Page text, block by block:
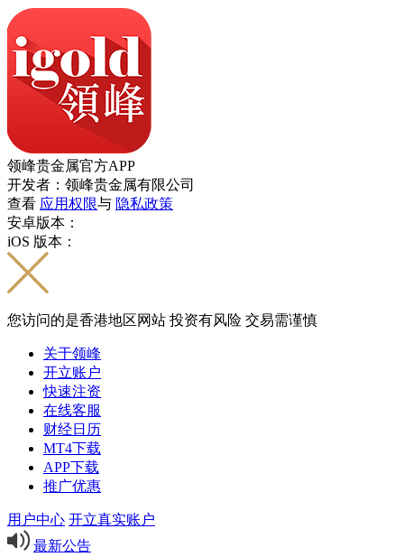
领峰贵金属官方APP
开发者：领峰贵金属有限公司
查看 应用权限与 隐私政策
安卓版本：
iOS 版本：
您访问的是香港地区网站 投资有风险 交易需谨慎
关于领峰
开立账户
快速注资
在线客服
财经日历
MT4下载
APP下载
推广优惠
用户中心 开立真实账户
最新公告